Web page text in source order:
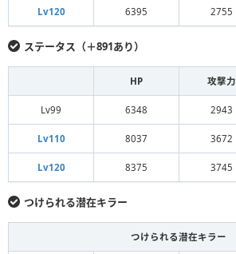
Lv120 6395 2755
ステータス（＋891あり）
HP 攻撃力
Lv99 6348 2943
Lv110 8037 3672
Lv120 8375 3745
つけられる潜在キラー
つけられる潜在キラー